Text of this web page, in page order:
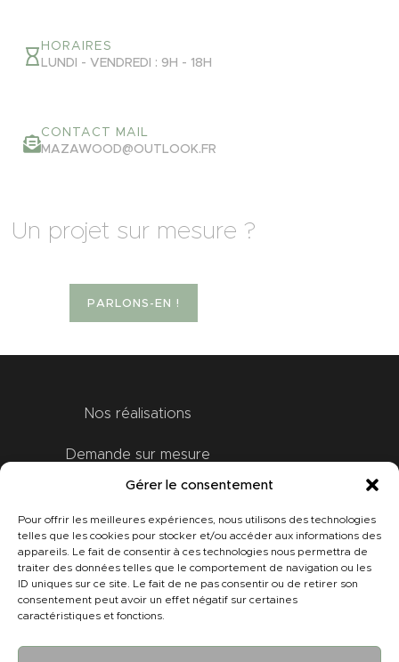
Gérer le consentement
Pour offrir les meilleures expériences, nous utilisons des technologies
telles que les cookies pour stocker et/ou accéder aux informations des
appareils. Le fait de consentir à ces technologies nous permettra de
traiter des données telles que le comportement de navigation ou les
ID uniques sur ce site. Le fait de ne pas consentir ou de retirer son
consentement peut avoir un effet négatif sur certaines
caractéristiques et fonctions.
HORAIRES
LUNDI - VENDREDI : 9H - 18H
CONTACT MAIL
MAZAWOOD@OUTLOOK.FR
Un projet sur mesure ?
PARLONS-EN !
Nos réalisations
Demande sur mesure
Bon Cadeau
Contact
A propos
Mon compte